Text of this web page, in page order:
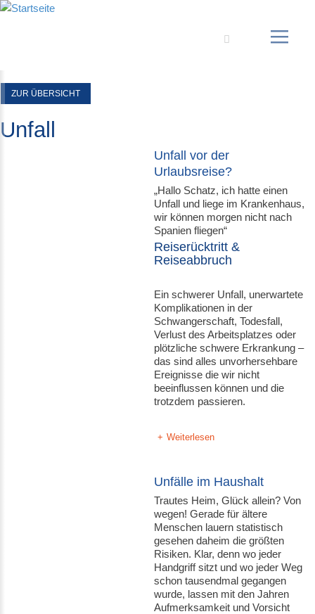
ZUR ÜBERSICHT
Unfall
Unfall vor der
Urlaubsreise?
„Hallo Schatz, ich hatte einen
Unfall und liege im Krankenhaus,
wir können morgen nicht nach
Spanien fliegen“
Reiserücktritt &
Reiseabbruch
Ein schwerer Unfall, unerwartete
Komplikationen in der
Schwangerschaft, Todesfall,
Verlust des Arbeitsplatzes oder
plötzliche schwere Erkrankung –
das sind alles unvorhersehbare
Ereignisse die wir nicht
beeinflussen können und die
trotzdem passieren.
Weiterlesen
Unfälle im Haushalt
Trautes Heim, Glück allein? Von
wegen! Gerade für ältere
Menschen lauern statistisch
gesehen daheim die größten
Risiken. Klar, denn wo jeder
Handgriff sitzt und wo jeder Weg
schon tausendmal gegangen
wurde, lassen mit den Jahren
Aufmerksamkeit und Vorsicht